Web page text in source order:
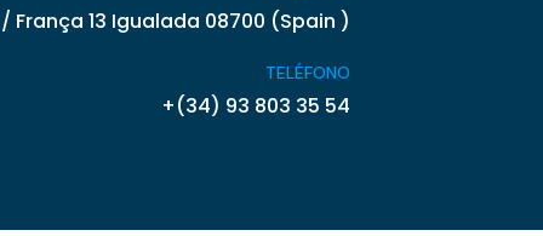
França 13 Igualada 08700 (Spain )
TELÉFONO
+(34) 93 803 35 54